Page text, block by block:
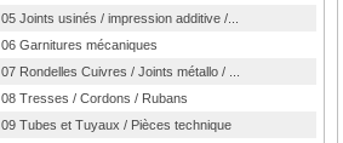
05 Joints usinés / impression additive /...
06 Garnitures mécaniques
07 Rondelles Cuivres / Joints métallo / ...
08 Tresses / Cordons / Rubans
09 Tubes et Tuyaux / Pièces technique